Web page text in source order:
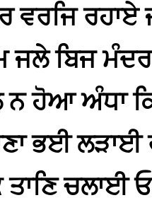
ਵਰਜਿ
ਜਲੇ ਬਿਜ
ਹੋਆ ਅੰਧਾ
ਭਈ
ਚਲਾਈ